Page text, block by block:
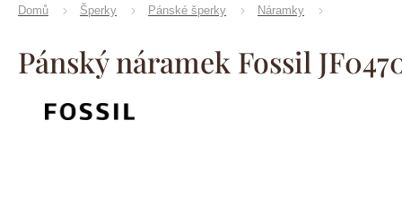
Domů Šperky Pánské šperky Náramky
Pánský náramek Fossil
Značka:Fossil